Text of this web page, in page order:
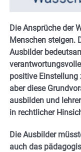
Die Ansprüche der
Menschen steigen.
Ausbilder
positive Einstellung
aber diese
ausbilden und
in rechtlicher
Die Ausbilder
auch das